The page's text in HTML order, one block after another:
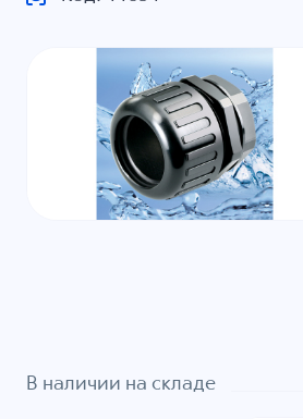
В наличии на складе